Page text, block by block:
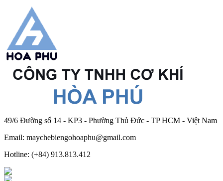
49/6 Đường số 14 - KP3 - Phường Thủ Đức - TP HCM - Việt Nam
Email: maychebiengohoaphu@gmail.com
Hotline: (+84) 913.813.412